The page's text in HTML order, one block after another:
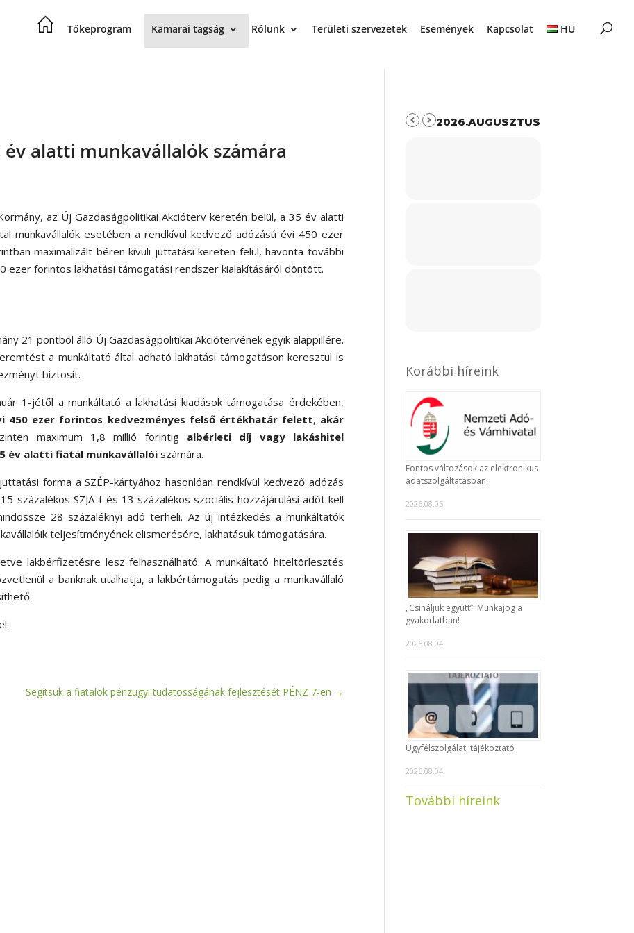
Tőkeprogram Kamarai tagság Rólunk Területi szervezetek Események Kapcsolat HU
alatti munkavállalók számára
az Új Gazdaságpolitikai Akcióterv keretén belül, a 35 év alatti
munkavállalók esetében a rendkívül kedvező adózású évi 450 ezer
maximalizált béren kívüli juttatási kereten felül, havonta további
ezer forintos lakhatási támogatási rendszer kialakításáról döntött.
21 pontból álló Új Gazdaságpolitikai Akciótervének egyik alappillére.
a munkáltató által adható lakhatási támogatáson keresztül is
biztosít.
1-jétől a munkáltató a lakhatási kiadások támogatása érdekében,
450 ezer forintos kedvezményes felső értékhatár felett, akár
maximum 1,8 millió forintig albérleti díj vagy lakáshitel
alatti fiatal munkavállalói számára.
forma a SZÉP-kártyához hasonlóan rendkívül kedvező adózás
százalékos SZJA-t és 13 százalékos szociális hozzájárulási adót kell
28 százaléknyi adó terheli. Az új intézkedés a munkáltatók
teljesítményének elismerésére, lakhatásuk támogatására.
lakbérfizetésre lesz felhasználható. A munkáltató hiteltörlesztés
a banknak utalhatja, a lakbértámogatás pedig a munkavállaló
Segítsük a fiatalok pénzügyi tudatosságának fejlesztését PÉNZ 7-en →
2026.AUGUSZTUS
Korábbi híreink
Fontos változások az elektronikus
adatszolgáltatásban
2026.08.05.
„Csináljuk együtt”: Munkajog a
gyakorlatban!
2026.08.04.
Ügyfélszolgálati tájékoztató
2026.08.04.
További híreink